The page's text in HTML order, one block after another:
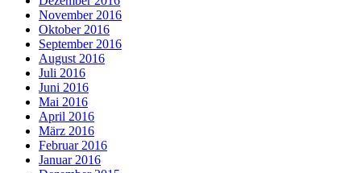
November 2016
Oktober 2016
September 2016
August 2016
Juli 2016
Juni 2016
Mai 2016
April 2016
März 2016
Februar 2016
Januar 2016